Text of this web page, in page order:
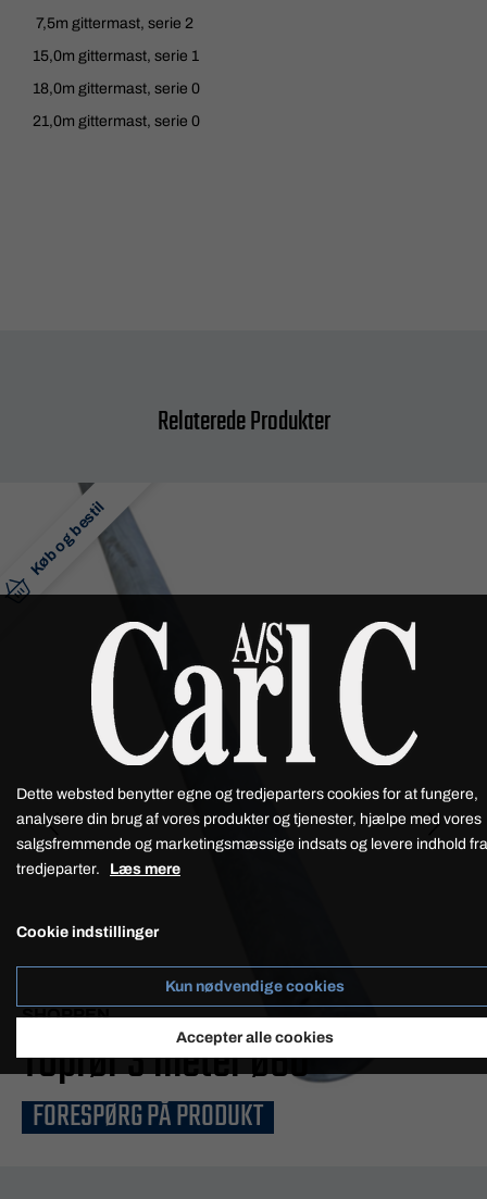
7,5m gittermast, serie 2
15,0m gittermast, serie 1
18,0m gittermast, serie 0
21,0m gittermast, serie 0
Relaterede Produkter
Køb og bestil
SHOPPEN
Toprør 3 meter ø60
FORESPØRG PÅ PRODUKT
Dette websted benytter egne og tredjeparters cookies for at fungere,
analysere din brug af vores produkter og tjenester, hjælpe med vores
salgsfremmende og marketingsmæssige indsats og levere indhold fra
tredjeparter. Læs mere
Cookie indstillinger
Kun nødvendige cookies
Accepter alle cookies